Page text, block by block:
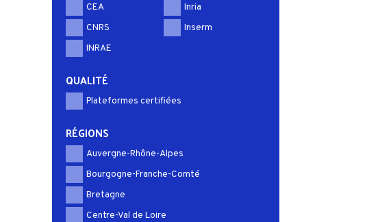
CEA
CNRS
INRAE
Inria
Inserm
QUALITÉ
Plateformes certifiées
RÉGIONS
Auvergne-Rhône-Alpes
Bourgogne-Franche-Comté
Bretagne
Centre-Val de Loire